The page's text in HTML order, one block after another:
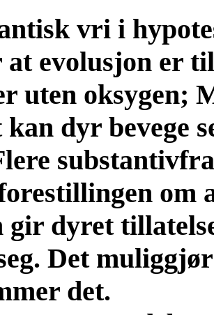
vri i
at evolusjon er
uten oksygen;
kan dyr bevege
om
gir dyret
Det
det.